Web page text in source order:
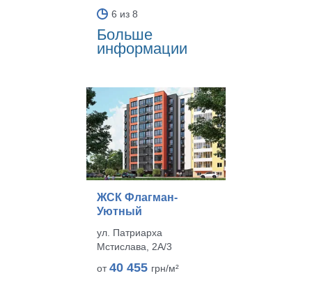
6 из 8
Больше
информации
ЖСК Флагман-
Уютный
ул. Патриарха
Мстислава, 2А/3
от40 455 грн/м²